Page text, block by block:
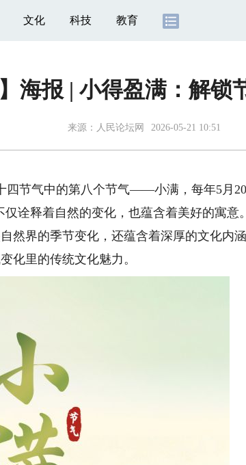
文化 科技 教育
海报 | 小得盈满：解锁
来源： 人民论坛网 2026-05-21 10:51
节气中的第八个节气——小满，每年5月20
诠释着自然的变化，也蕴含着美好的寓意
然界的季节变化，还蕴含着深厚的文化内
化里的传统文化魅力。